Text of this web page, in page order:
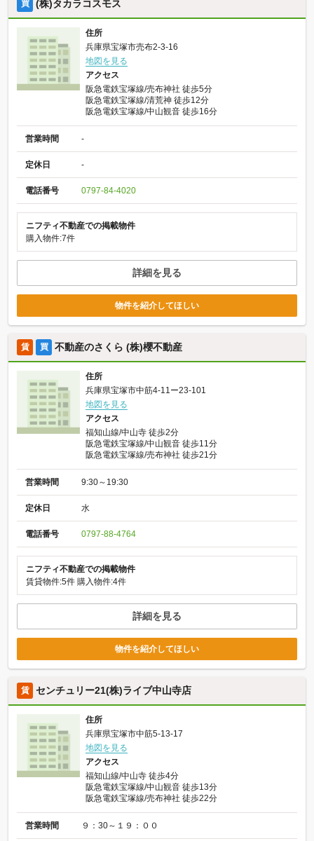
買 (株)タカラコスモス
住所
兵庫県宝塚市売布2-3-16
地図を見る
アクセス
阪急電鉄宝塚線/売布神社 徒歩5分
阪急電鉄宝塚線/清荒神 徒歩12分
阪急電鉄宝塚線/中山観音 徒歩16分
営業時間 -
定休日 -
電話番号 0797-84-4020
ニフティ不動産での掲載物件
購入物件:7件
詳細を見る
物件を紹介してほしい
賃 買 不動産のさくら (株)櫻不動産
住所
兵庫県宝塚市中筋4-11ー23-101
地図を見る
アクセス
福知山線/中山寺 徒歩2分
阪急電鉄宝塚線/中山観音 徒歩11分
阪急電鉄宝塚線/売布神社 徒歩21分
営業時間 9:30～19:30
定休日 水
電話番号 0797-88-4764
ニフティ不動産での掲載物件
賃貸物件:5件 購入物件:4件
詳細を見る
物件を紹介してほしい
賃 センチュリー21(株)ライブ中山寺店
住所
兵庫県宝塚市中筋5-13-17
地図を見る
アクセス
福知山線/中山寺 徒歩4分
阪急電鉄宝塚線/中山観音 徒歩13分
阪急電鉄宝塚線/売布神社 徒歩22分
営業時間 ９：30～１９：００